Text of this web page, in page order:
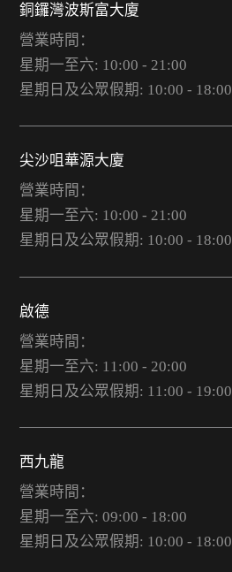
銅鑼灣波斯富大廈
營業時間：
星期一至六: 10:00 - 21:00
星期日及公眾假期: 10:00 - 18:00
尖沙咀華源大廈
營業時間：
星期一至六: 10:00 - 21:00
星期日及公眾假期: 10:00 - 18:00
啟德
營業時間：
星期一至六: 11:00 - 20:00
星期日及公眾假期: 11:00 - 19:00
西九龍
營業時間：
星期一至六: 09:00 - 18:00
星期日及公眾假期: 10:00 - 18:00